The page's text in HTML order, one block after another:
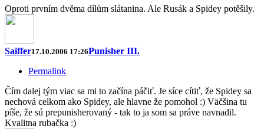
Oproti prvním dvěma dílům slátanina. Ale Rusák a Spidey potěšily.
Saiffer17.10.2006 17:26Punisher III.
Permalink
Čím dalej tým viac sa mi to začína páčiť. Je síce cítiť, že Spidey sa
nechová celkom ako Spidey, ale hlavne že pomohol :) Väčšina tu
píše, že sú prepunisherovaný - tak to ja som sa práve navnadil.
Kvalitna rubačka :)